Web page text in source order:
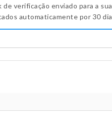
verificação enviado para a
automaticamente por 30